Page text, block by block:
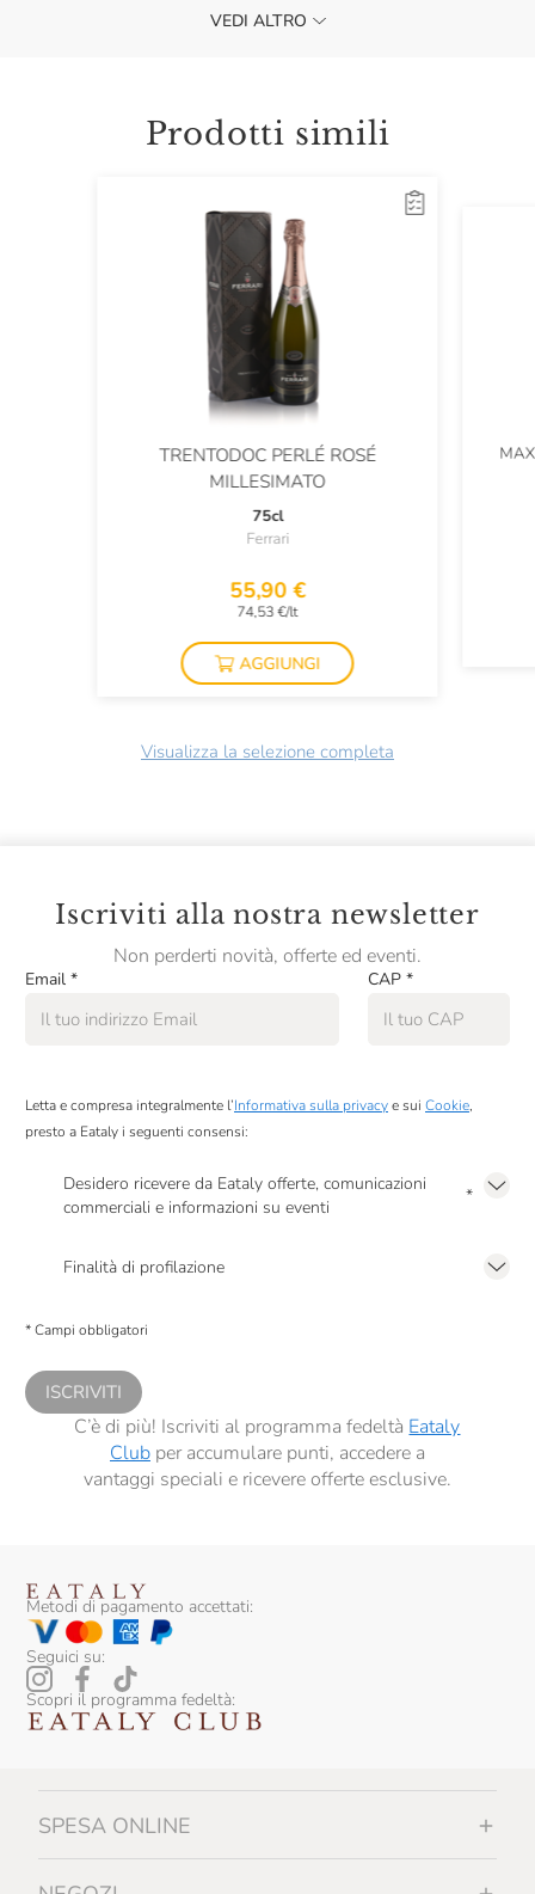
carni bianche e primi gourmet, regalando un’esperienza
alcolica può variare leggermente in base all’annata, vi
VEDI ALTRO
Prodotti simili
TRENTODOC PERLÉ ROSÉ
MILLESIMATO
75cl
Ferrari
55,90 €
74,53 €/lt
AGGIUNGI
Visualizza la selezione completa
Iscriviti alla nostra newsletter
Non perderti novità, offerte ed eventi.
Email * CAP *
Letta e compresa integralmente l’Informativa sulla privacye sui Cookie,
presto a Eataly i seguenti consensi:
Desidero ricevere da Eataly offerte, comunicazioni
commerciali e informazioni su eventi
*
Finalità di profilazione
comunicazioni commerciali personalizzate, in caso di consenso prestato ai
* Campi obbligatori
ISCRIVITI
C’è di più! Iscriviti al programma fedeltà Eataly
Clubper accumulare punti, accedere a
vantaggi speciali e ricevere offerte esclusive.
Metodi di pagamento accettati:
Seguici su:
Scopri il programma fedeltà:
SPESA ONLINE